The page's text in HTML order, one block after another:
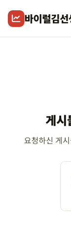
바이럴김선
게시
요청하신 게